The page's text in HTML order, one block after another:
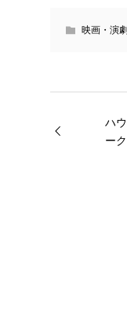
映画・演
ハ
ー